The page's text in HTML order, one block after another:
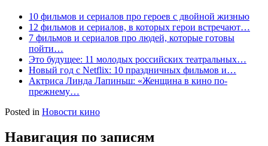
10 фильмов и сериалов про героев с двойной жизнью
12 фильмов и сериалов, в которых герои встречают…
7 фильмов и сериалов про людей, которые готовы
пойти…
Это будущее: 11 молодых российских театральных…
Новый год с Netflix: 10 праздничных фильмов и…
Актриса Линда Лапиньш: «Женщина в кино по-
прежнему…
Posted in Новости кино
Навигация по записям